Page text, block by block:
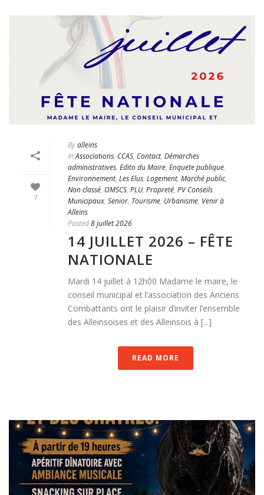
7
Byalleins
In Associations, CCAS, Contact, Démarches
administratives, Edito du Maire, Enquete publique,
Environnement, Les Elus, Logement, Marché public,
Non classé, OMSCS, PLU, Propreté, PV Conseils
Municipaux, Senior, Tourisme, Urbanisme, Venir à
Alleins
Posted8 juillet 2026
14 JUILLET 2026 – FÊTE
NATIONALE
Mardi 14 juillet à 12h00 Madame le maire, le
conseil municipal et l’association des Anciens
Combattants ont le plaisir d’inviter l’ensemble
des Alleinsoises et des Alleinsois à [...]
READ MORE